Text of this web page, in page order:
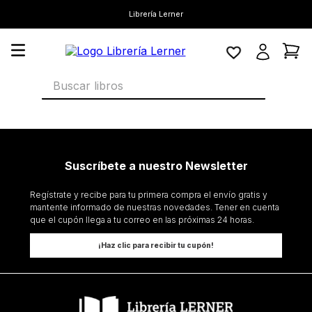
Librería Lerner
Buscar libros
Suscríbete a nuestro Newsletter
Regístrate y recibe para tu primera compra el envío gratis y
mantente informado de nuestras novedades. Tener en cuenta
que el cupón llega a tu correo en las próximas 24 horas.
¡Haz clic para recibir tu cupón!